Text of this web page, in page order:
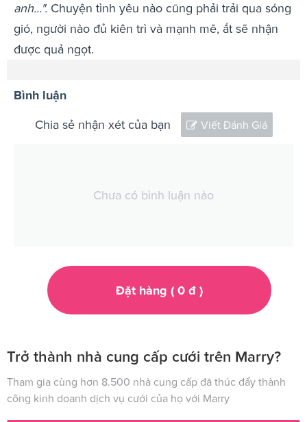
anh...". Chuyện tình yêu nào cũng phải trải qua sóng
gió, người nào đủ kiên trì và mạnh mẽ, ắt sẽ nhận
được quả ngọt.
Bình luận
Chia sẻ nhận xét của bạn Viết Đánh Giá
Chưa có bình luận nào
Đặt hàng ( 0đ )
Trở thành nhà cung cấp cưới trên Marry?
Tham gia cùng hơn 8.500 nhà cung cấp đã thúc đẩy thành
công kinh doanh dịch vụ cưới của họ với Marry